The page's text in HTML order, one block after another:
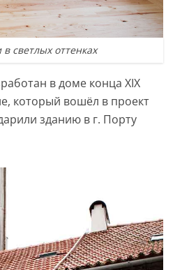
светлых оттенках
в доме конца XIX
который вошёл в проект
зданию в г. Порту